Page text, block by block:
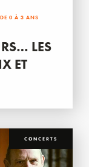
0 À 3 ANS
LES
ET
CONCERTS